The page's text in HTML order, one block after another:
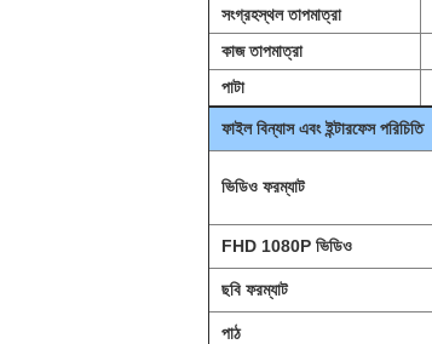
সংগ্রহস্থল তাপমাত্রা
কাজ তাপমাত্রা
পাটা
ফাইল বিন্যাস এবং ইন্টারফেস পরিচিতি
ভিডিও ফরম্যাট
FHD 1080P ভিডিও
ছবি ফরম্যাট
পাঠ